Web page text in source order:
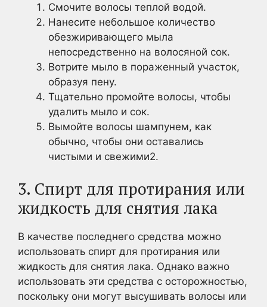
Смочите волосы теплой водой.
Нанесите небольшое количество
обезжиривающего мыла
непосредственно на волосяной сок.
Вотрите мыло в пораженный участок,
образуя пену.
Тщательно промойте волосы, чтобы
удалить мыло и сок.
Вымойте волосы шампунем, как
обычно, чтобы они оставались
чистыми и свежими2.
3. Спирт для протирания или
жидкость для снятия лака
В качестве последнего средства можно
использовать спирт для протирания или
жидкость для снятия лака. Однако важно
использовать эти средства с осторожностью,
поскольку они могут высушивать волосы или